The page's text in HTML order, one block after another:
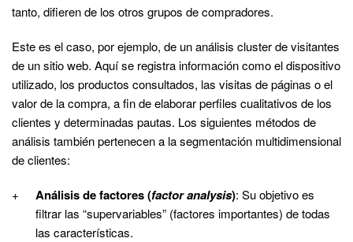
tanto, difieren de los otros grupos de compradores.
Este es el caso, por ejemplo, de un análisis cluster de visitantes
de un sitio web. Aquí se registra información como el dispositivo
utilizado, los productos consultados, las visitas de páginas o el
valor de la compra, a fin de elaborar perfiles cualitativos de los
clientes y determinadas pautas. Los siguientes métodos de
análisis también pertenecen a la segmentación multidimensional
de clientes:
Análisis de factores (factor analysis): Su objetivo es
filtrar las “supervariables” (factores importantes) de todas
las características.